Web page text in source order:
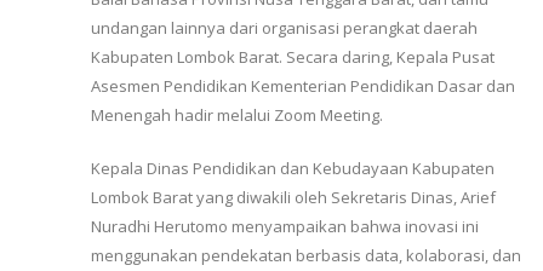
undangan lainnya dari organisasi perangkat daerah
Kabupaten Lombok Barat. Secara daring, Kepala Pusat
Asesmen Pendidikan Kementerian Pendidikan Dasar dan
Menengah hadir melalui Zoom Meeting.
Kepala Dinas Pendidikan dan Kebudayaan Kabupaten
Lombok Barat yang diwakili oleh Sekretaris Dinas, Arief
Nuradhi Herutomo menyampaikan bahwa inovasi ini
menggunakan pendekatan berbasis data, kolaborasi, dan